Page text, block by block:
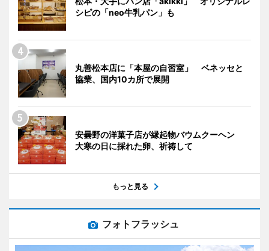
シピの「neo牛乳パン」も
丸善松本店に「本屋の自習室」 ベネッセと
協業、国内10カ所で展開
安曇野の洋菓子店が縁起物バウムクーヘン
大寒の日に採れた卵、祈祷して
もっと見る
フォトフラッシュ